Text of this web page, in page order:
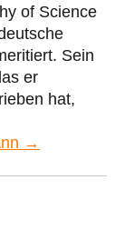
of Science
Sein
er
hat,
→